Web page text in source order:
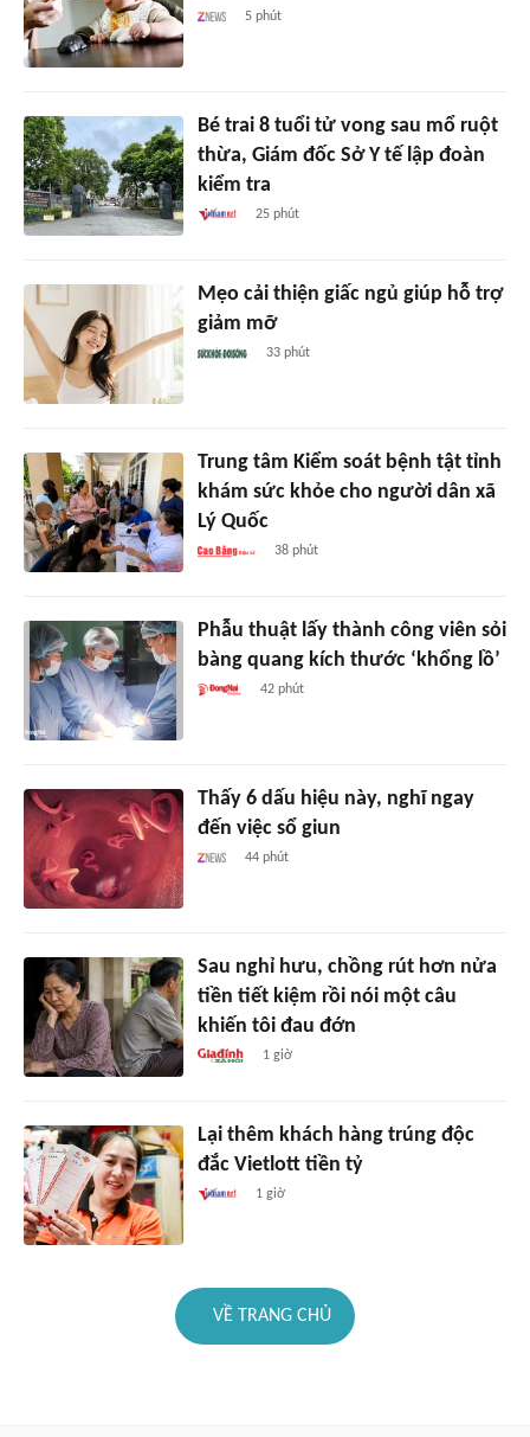
5 phút
Bé trai 8 tuổi tử vong sau mổ ruột
thừa, Giám đốc Sở Y tế lập đoàn
kiểm tra
25 phút
Mẹo cải thiện giấc ngủ giúp hỗ trợ
giảm mỡ
33 phút
Trung tâm Kiểm soát bệnh tật tỉnh
khám sức khỏe cho người dân xã
Lý Quốc
38 phút
Phẫu thuật lấy thành công viên sỏi
bàng quang kích thước ‘khổng lồ’
42 phút
Thấy 6 dấu hiệu này, nghĩ ngay
đến việc sổ giun
44 phút
Sau nghỉ hưu, chồng rút hơn nửa
tiền tiết kiệm rồi nói một câu
khiến tôi đau đớn
1 giờ
Lại thêm khách hàng trúng độc
đắc Vietlott tiền tỷ
1 giờ
VỀ TRANG CHỦ